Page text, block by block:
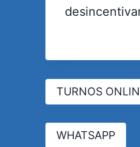
TURNOS
WHATSAPP